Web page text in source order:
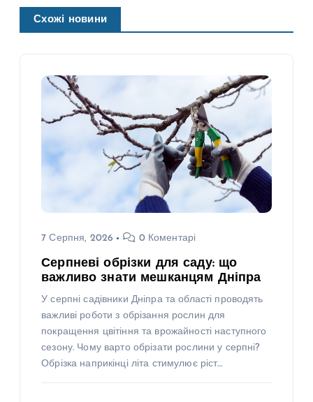
Схожі новини
7 Серпня, 2026 0 Коментарі
Серпневі обрізки для саду: що
важливо знати мешканцям Дніпра
У серпні садівники Дніпра та області проводять
важливі роботи з обрізання рослин для
покращення цвітіння та врожайності наступного
сезону. Чому варто обрізати рослини у серпні?
Обрізка наприкінці літа стимулює ріст…